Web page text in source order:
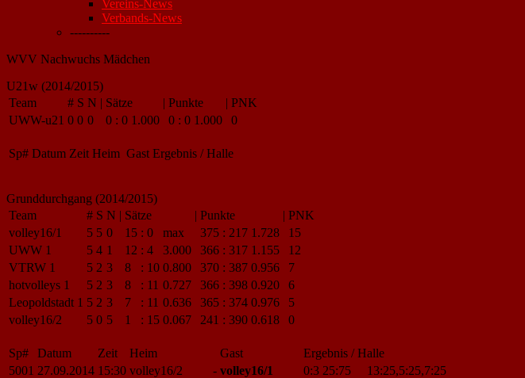
Vereins-News
Verbands-News
----------
WVV Nachwuchs Mädchen
U21w (2014/2015)
Team
# S N | Sätze | Punkte | PNK
UWW-u21 0 0 0 0 : 0 1.000 0 : 0 1.000 0
Sp# Datum Zeit Heim Gast Ergebnis / Halle
Grunddurchgang (2014/2015)
Team
# S N | Sätze | Punkte | PNK
volley16/1
5 5 0 15 : 0 max 375 : 217 1.728
15
UWW 1
5 4 1 12 : 4 3.000 366 : 317 1.155
12
VTRW 1
5 2 3 8 : 10 0.800 370 : 387 0.956
7
hotvolleys 1
5 2 3 8 : 11 0.727 366 : 398 0.920
6
Leopoldstadt 1 5 2 3 7 : 11 0.636 365 : 374 0.976
5
volley16/2
5 0 5 1 : 15 0.067 241 : 390 0.618 0
Sp# Datum Zeit Heim Gast
Ergebnis / Halle
5001 27.09.2014 15:30 volley16/2 - volley16/1 0:3 25:75
13:25,5:25,7:25